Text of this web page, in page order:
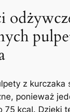
z kurczaka
ponieważ
75 kcal. Dzięki